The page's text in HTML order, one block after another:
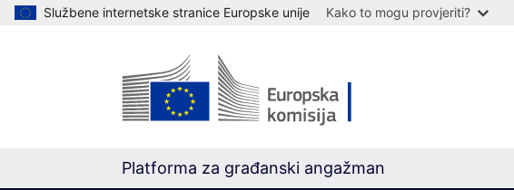
Službene internetske stranice Europske unije Kako to mogu provjeriti?
Platforma za građanski angažman